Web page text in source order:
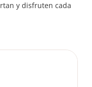
y disfruten cada